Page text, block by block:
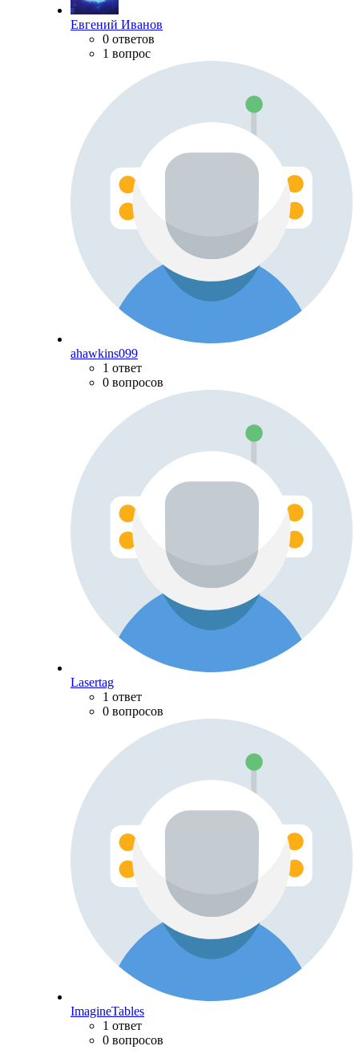
Евгений Иванов
0 ответов
1 вопрос
ahawkins099
1 ответ
0 вопросов
Lasertag
1 ответ
0 вопросов
ImagineTables
1 ответ
0 вопросов